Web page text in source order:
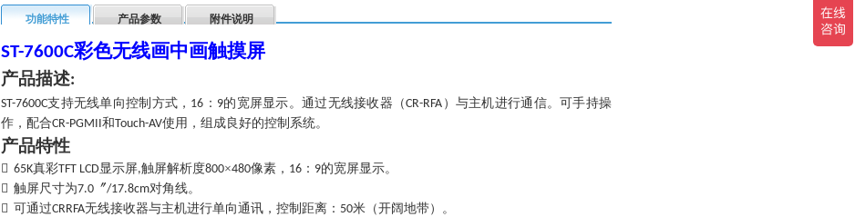
功能特性 产品参数 附件说明
ST-7600C彩色无线画中画触摸屏
产品描述:
ST-7600C支持无线单向控制方式， 16 ： 9的宽屏显示。通过无线接收器（CR-RFA ）与主机进行通信。可手持操
作，配合CR-PGMII和Touch-AV使用，组成良好的控制系统。
产品特性
 65K真彩TFT LCD显示屏,触屏解析度800×480像素， 16 ： 9的宽屏显示。
 触屏尺寸为7.0 〞/17.8cm对角线。
 可通过CRRFA无线接收器与主机进行单向通讯，控制距离： 50米（开阔地带）。